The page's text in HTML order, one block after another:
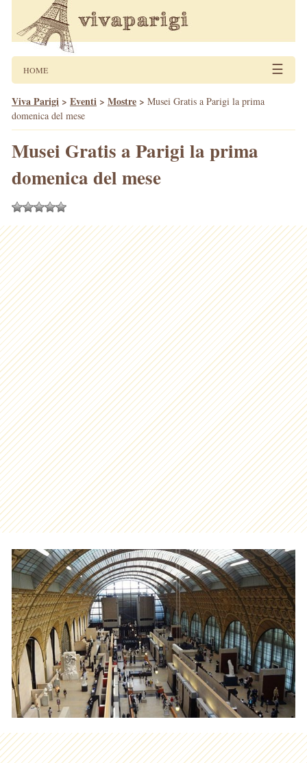
HOME ☰
Viva Parigi > Eventi > Mostre > Musei Gratis a Parigi la prima
domenica del mese
Musei Gratis a Parigi la prima
domenica del mese